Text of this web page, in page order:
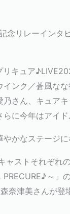
念リレーイン
キュア
ンク／蒼風な
さん、キュア
に今年はアイ
かなステージに
ストそれぞれ
～」
奈津美さんが登